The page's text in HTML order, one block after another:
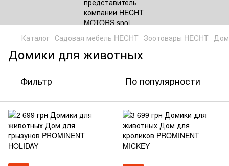
Каталог Садовая мебель HECHT Зоотовары HECHT
Домики для животных
Фильтр По популярности